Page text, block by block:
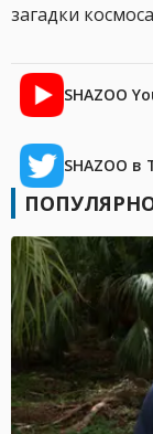
загадки
SHAZOO
SHAZOO